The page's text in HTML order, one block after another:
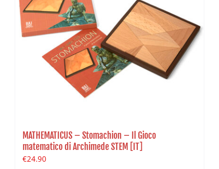
MATHEMATICUS – Stomachion – Il Gioco
matematico di Archimede STEM [IT]
€24.90